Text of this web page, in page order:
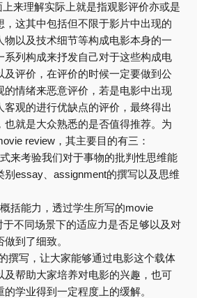
来理解实际上就是指观影评价亦或是
，这其中包括但不限于影片中出现的
物以及技术细节等构成电影本身的一
系列构成来抒发自己对于这些构成电
及评价，在评价的时候一定要做到公
的情绪来恶意评价，若是电影中出现
客观的进行优缺点的评价，最终得出
也就是大众熟悉的是否值得推荐。为
review，其主要目的有三：
来考验我们对于事物的批判性思维能
别essay、assignment的撰写以及思维
括能力，透过学生所写的movie
不同场景下的适应力是否足够以及对
到了细致。
撰写，让大家能够通过电影这个载体
及帮助大家培养对电影的兴趣，也可
学业得到一定程度上的缓解。